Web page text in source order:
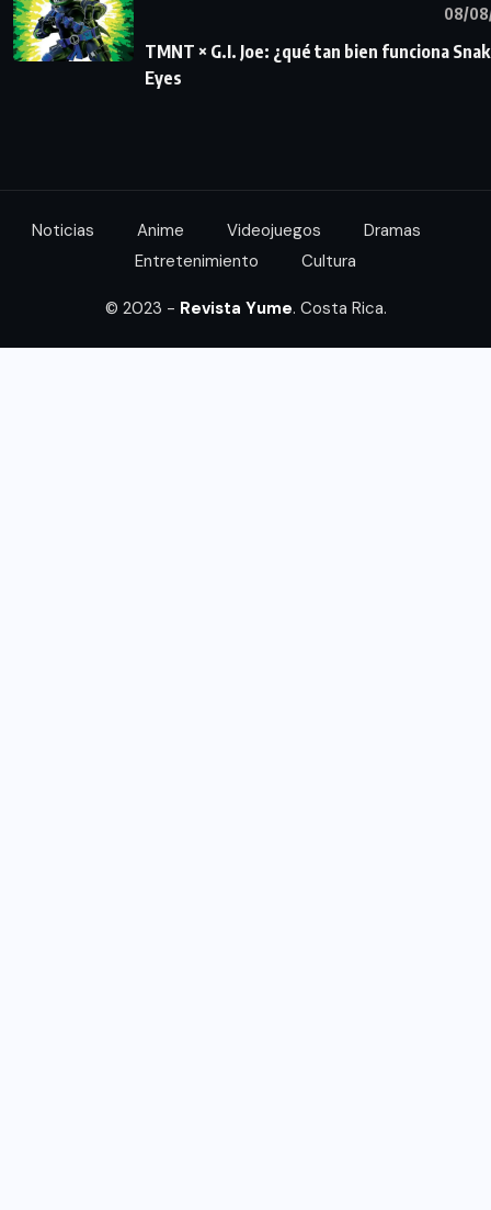
08/
TMNT × G.I. Joe: ¿qué tan bien funciona
Eyes
Noticias Anime Videojuegos
Dramas
Entretenimiento
Cultura
© 2023 - Revista Yume. Costa Rica.